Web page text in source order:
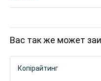
Вас так же может
Копірайтинг